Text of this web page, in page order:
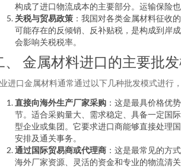
构成了进口物流成本的主要部分。运输保险也
关税与贸易政策 ：我国对各类金属材料征收
可能存在的反倾销、反补贴税，是构成到岸
会影响关税税率。
、 金属材料进口的主要批
进口金属材料通常通过以下几种批发模式进行
直接向海外生产厂家采购 ：这是最具价格优
节。适合采购量大、需求稳定、具备一定国
型企业或集团。它要求进口商能够直接处理
安排及通关事务。
通过国际贸易商或代理商 ：这是最常见的方
海外厂家资源、灵活的资金和专业的物流清